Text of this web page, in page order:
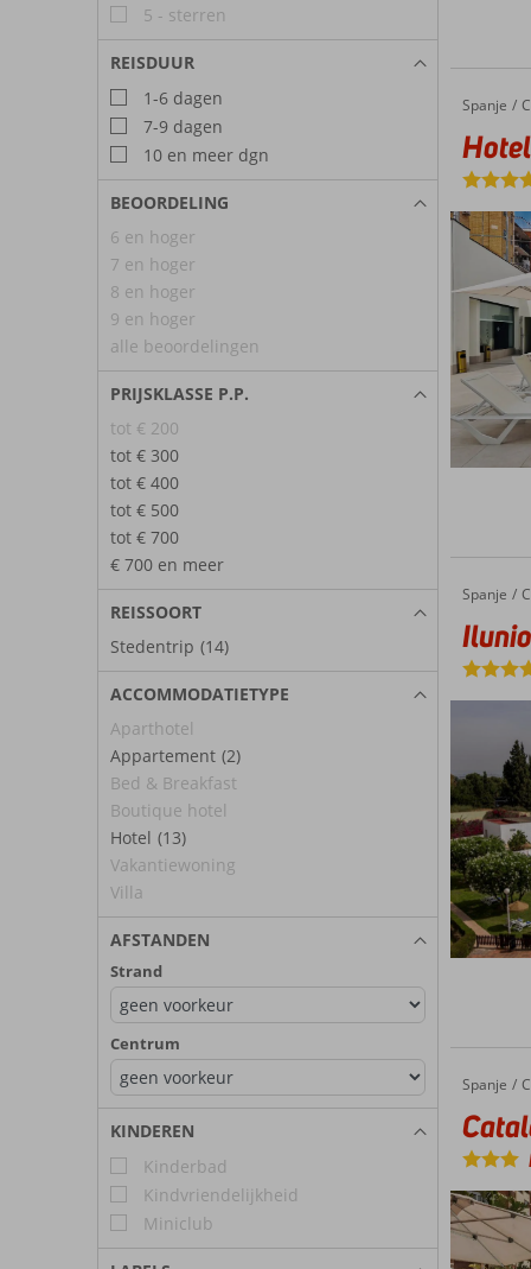
5 - sterren
REISDUUR
1-6 dagen
7-9 dagen
10 en meer dgn
BEOORDELING
6 en hoger
7 en hoger
8 en hoger
9 en hoger
alle beoordelingen
PRIJSKLASSE P.P.
tot € 200
tot € 300
tot € 400
tot € 500
tot € 700
€ 700 en meer
REISSOORT
Stedentrip (14)
ACCOMMODATIETYPE
Aparthotel
Appartement (2)
Bed & Breakfast
Boutique hotel
Hotel (13)
Vakantiewoning
Villa
AFSTANDEN
Strand
Centrum
KINDEREN
Kinderbad
Kindvriendelijkheid
Miniclub
Home
Spanje
Hotel
Home
Spanje
Ilunion Alcora Sevilla
Home
Spanje
Catalonia Hispalis